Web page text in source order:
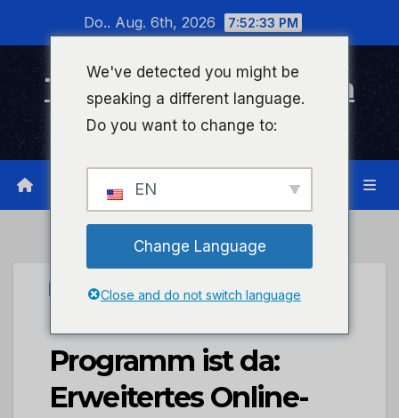
wechseln
Do.. Aug. 6th, 2026 7:52:33 PM
Timeline Bad Kreuznach
Infonetzwerk für Bad Kreuznach
STADTKREUZNACH
Das neue VHS-
Programm ist da:
Erweitertes Online-
We've detected you might be
speaking a different language.
Do you want to change to:
EN
Change Language
Close and do not switch language